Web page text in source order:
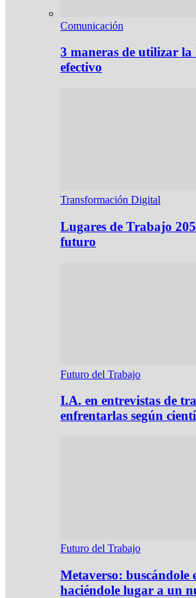
Comunicación
3 maneras de utilizar la
efectivo
Transformación Digital
Lugares de Trabajo
futuro
Futuro del Trabajo
I.A. en entrevistas de
enfrentarlas según
Futuro del Trabajo
Metaverso: buscándole
haciéndole lugar a un